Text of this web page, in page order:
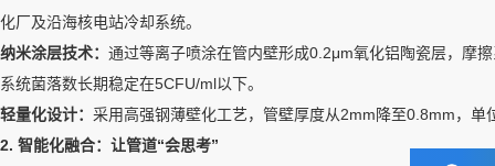
化厂及沿海核电站冷却系统。
纳米涂层技术： 通过等离子喷涂在管内壁形成0.2μm氧化铝陶瓷层，摩
系统菌落数长期稳定在5CFU/ml以下。
轻量化设计： 采用高强钢薄壁化工艺，管壁厚度从2mm降至0.8mm，
2. 智能化融合：让管道“会思考”